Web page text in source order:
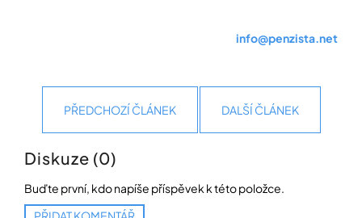
info@penzista.net
PŘEDCHOZÍ ČLÁNEK DALŠÍ ČLÁNEK
Diskuze (0)
Buďte první, kdo napíše příspěvek k této položce.